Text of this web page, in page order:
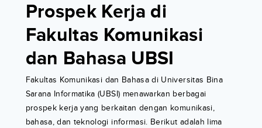
Prospek Kerja di
Fakultas Komunikasi
dan Bahasa UBSI
Fakultas Komunikasi dan Bahasa di Universitas Bina
Sarana Informatika (UBSI) menawarkan berbagai
prospek kerja yang berkaitan dengan komunikasi,
bahasa, dan teknologi informasi. Berikut adalah lima